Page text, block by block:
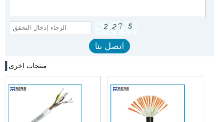
منتجات اخرى